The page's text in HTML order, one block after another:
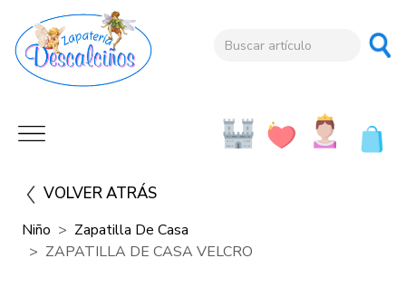
VOLVER ATRÁS
Niño
Zapatilla De Casa
ZAPATILLA DE CASA VELCRO